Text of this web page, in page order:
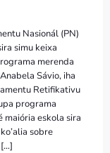
Nasionál (PN)
simu keixa
merenda
Sávio, iha
Retifikativu
programa
maiória eskola sira
sobre